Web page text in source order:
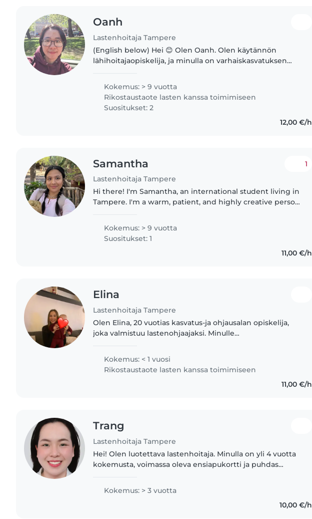
Oanh
Lastenhoitaja Tampere
(English below) Hei 😊 Olen Oanh. Olen käytännön
lähihoitajaopiskelija, ja minulla on varhaiskasvatuksen
Kokemus: > 9 vuotta
Rikostaustaote lasten kanssa toimimiseen
Suositukset: 2
12,00 €/h
Samantha
Lastenhoitaja Tampere
1
Hi there! I'm Samantha, an international student living in
Tampere. I'm a warm, patient, and highly creative person
large family..
Kokemus: > 9 vuotta
Suositukset: 1
11,00 €/h
Elina
Lastenhoitaja Tampere
Olen Elina, 20 vuotias kasvatus-ja ohjausalan opiskelija,
joka valmistuu lastenohjaajaksi. Minulle
saa tarvitsemansa avun,..
Kokemus: < 1 vuosi
Rikostaustaote lasten kanssa toimimiseen
11,00 €/h
Trang
Lastenhoitaja Tampere
Hei! Olen luotettava lastenhoitaja. Minulla on yli 4 vuotta
kokemusta, voimassa oleva ensiapukortti ja puhdas
keskustelemaan..
Kokemus: > 3 vuotta
10,00 €/h